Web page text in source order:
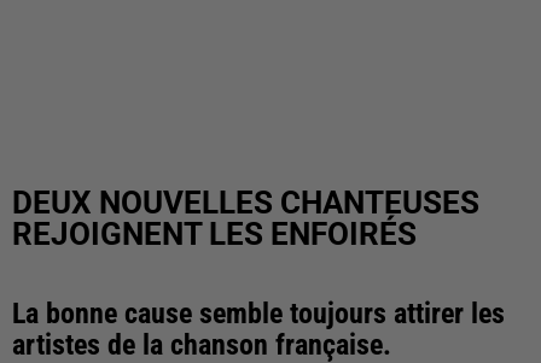
DEUX NOUVELLES CHANTEUSES
REJOIGNENT LES ENFOIRÉS
La bonne cause semble toujours attirer les
artistes de la chanson française.